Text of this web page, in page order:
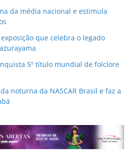
da média nacional e estimula
que celebra o legado
5º título mundial de folclore
noturna da NASCAR Brasil e faz a